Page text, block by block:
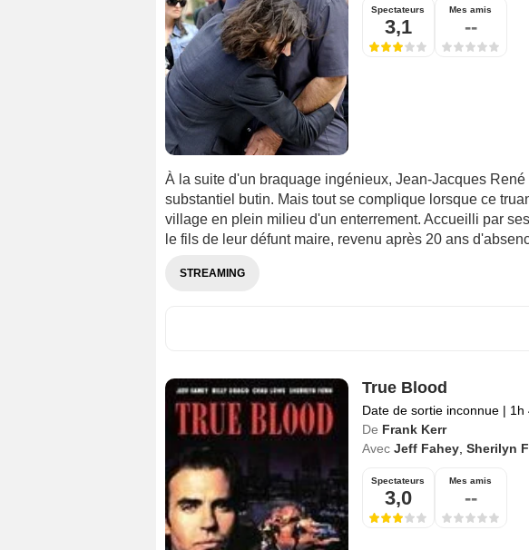
Spectateurs
3,1
Mes amis
--
À la suite d'un braquage ingénieux, Jean-Jacques
substantiel butin. Mais tout se complique lorsque ce
village en plein milieu d'un enterrement. Accueilli par
le fils de leur défunt maire, revenu après 20 ans
STREAMING
True Blood
Date de sortie inconnue | 1h
De Frank Kerr
Avec Jeff Fahey, Sherilyn
Spectateurs
3,0
Mes amis
--